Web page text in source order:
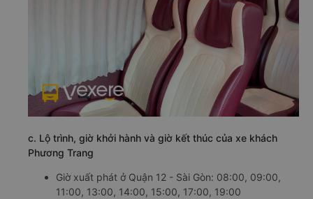
c. Lộ trình, giờ khởi hành và giờ kết thúc của xe khách
Phương Trang
Giờ xuất phát ở Quận 12 - Sài Gòn: 08:00, 09:00,
11:00, 13:00, 14:00, 15:00, 17:00, 19:00